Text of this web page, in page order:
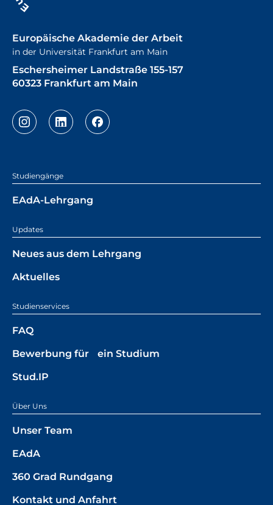
Europäische Akademie der Arbeit
in der Universität Frankfurt am Main
Eschersheimer Landstraße 155-157
60323 Frankfurt am Main
Studiengänge
EAdA-Lehrgang
Updates
Neues aus dem Lehrgang
Aktuelles
Studienservices
FAQ
Bewerbung für ein Studium
Stud.IP
Über Uns
Unser Team
EAdA
360 Grad Rundgang
Kontakt und Anfahrt